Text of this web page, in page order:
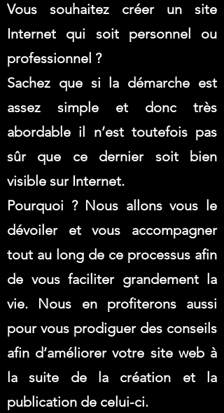
Vous souhaitez créer un site
Internet qui soit personnel ou
professionnel ?
Sachez que si la démarche est
assez simple et donc très
abordable il n’est toutefois pas
sûr que ce dernier soit bien
visible sur Internet.
Pourquoi ? Nous allons vous le
dévoiler et vous accompagner
tout au long de ce processus afin
de vous faciliter grandement la
vie. Nous en profiterons aussi
pour vous prodiguer des conseils
afin d’améliorer votre site web à
la suite de la création et la
publication de celui-ci.